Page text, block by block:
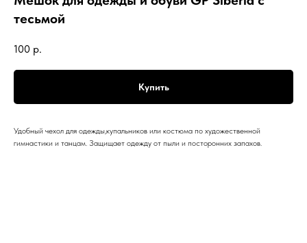
тесьмой
100 р.
Купить
Удобный чехол для одежды,купальников или костюма по художественной
гимнастики и танцам. Защищает одежду от пыли и посторонних запахов.